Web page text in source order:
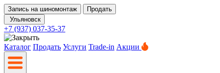
Запись на шиномонтаж
Продать
Ульяновск
+7 (937) 037-35-37
Каталог Продать Услуги Trade-in Акции